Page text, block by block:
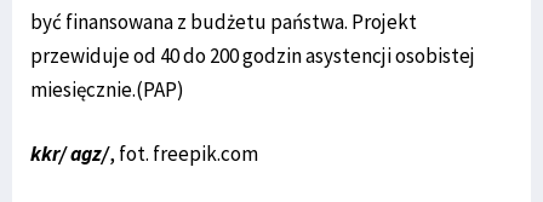
być finansowana z budżetu państwa. Projekt
przewiduje od 40 do 200 godzin asystencji osobistej
miesięcznie.(PAP)
kkr/ agz/, fot. freepik.com